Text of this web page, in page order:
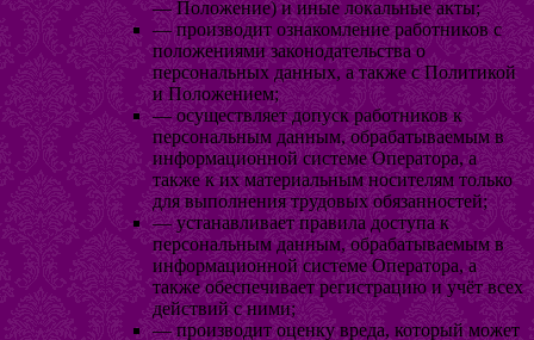
— Положение) и иные локальные акты;
— производит ознакомление работников с
положениями законодательства о
персональных данных, а также с Политикой
и Положением;
— осуществляет допуск работников к
персональным данным, обрабатываемым в
информационной системе Оператора, а
также к их материальным носителям только
для выполнения трудовых обязанностей;
— устанавливает правила доступа к
персональным данным, обрабатываемым в
информационной системе Оператора, а
также обеспечивает регистрацию и учёт всех
действий с ними;
— производит оценку вреда, который может